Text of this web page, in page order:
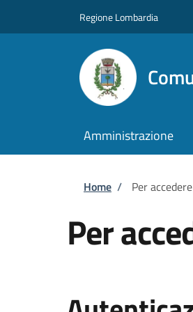
Regione Lombardia
Amministrazione
Briciole
Home / Per
Per